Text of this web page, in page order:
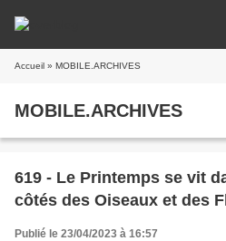
Accueil » MOBILE.ARCHIVES
MOBILE.ARCHIVES
619 - Le Printemps se vit
côtés des Oiseaux et des
Publié le 23/04/2023 à 16:57